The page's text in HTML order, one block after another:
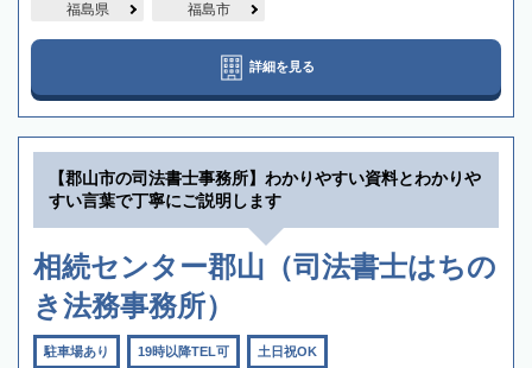
福島県 福島市
詳細を見る
【郡山市の司法書士事務所】わかりやすい資料とわかりや
すい言葉で丁寧にご説明します
相続センター郡山（司法書士はちの
き法務事務所）
駐車場あり 19時以降TEL可 土日祝OK